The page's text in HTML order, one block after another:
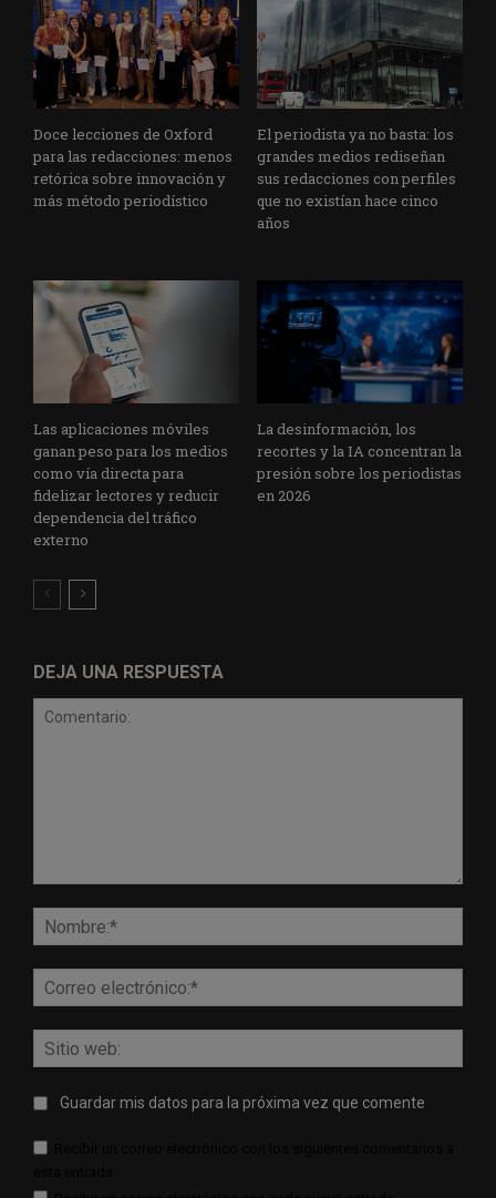
Doce lecciones de Oxford
para las redacciones: menos
retórica sobre innovación y
más método periodístico
El periodista ya no basta: los
grandes medios rediseñan
sus redacciones con perfiles
que no existían hace cinco
años
Las aplicaciones móviles
ganan peso para los medios
como vía directa para
fidelizar lectores y reducir
dependencia del tráfico
externo
La desinformación, los
recortes y la IA concentran la
presión sobre los periodistas
en 2026
DEJA UNA RESPUESTA
web:
Guardar mis datos para la próxima vez que comente